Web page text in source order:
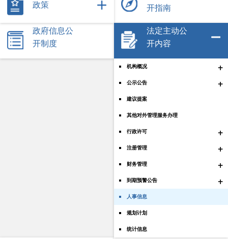
政策
开指南
政府信息公
开制度
法定主动公
开内容
机构概况 +
公示公告 +
建议提案
其他对外管理服务办理
行政许可 +
注册管理 +
财务管理 +
到期预警公告 +
人事信息
规划计划
统计信息